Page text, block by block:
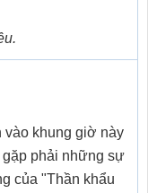
vào khung giờ này
phải những sự
của "Thần khẩu